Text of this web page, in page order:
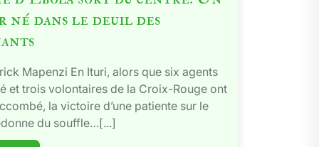
né dans le deuil des
Mapenzi En Ituri, alors que six agents
et trois volontaires de la Croix-Rouge ont
la victoire d’une patiente sur le
du souffle…[...]